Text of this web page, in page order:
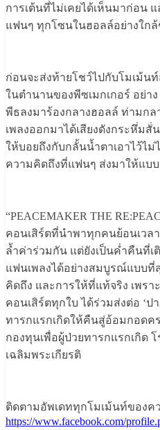
การเต้นที่ไม่เคยได้เห็นมาก่อน
แฟนๆ ทุกโซนในฮอลล์อย่างใก
ก่อนจะส่งท้ายโชว์ไปกับโมเม้น
ในตำนานของพีซเมกเกอร์ อย่า
พีธลงมาร้องกลางฮอลล์ ท่ามก
เพลงออกมาได้เสียงดังกระหึ่มสั่
ให้บอยถึงกับกลั้นน้ำตาเอาไว้ไ
ความคิดถึงที่แฟนๆ ส่งมาให้แบ
“PEACEMAKER THE
คอนเสิร์ตที่นำพาทุกคนย้อนเวล
ล้ำค่าร่วมกัน แต่ยังเป็นค่ำคืนที่เ
แฟนเพลงได้อย่างสมบูรณ์แบบที่
คิดถึง และการให้ที่แท้จริง เพรา
คอนเสิร์ตทุกใบ ได้ร่วมส่งต่อ ‘
ทารกแรกเกิดให้คืนสู่อ้อมกอด
กองทุนเพื่อผู้ป่วยทารกแรกเกิด
เฉลิมพระเกียรติ
ติดตามอัพเดททุกโมเม้นท์ของค
https://www.facebook.com/